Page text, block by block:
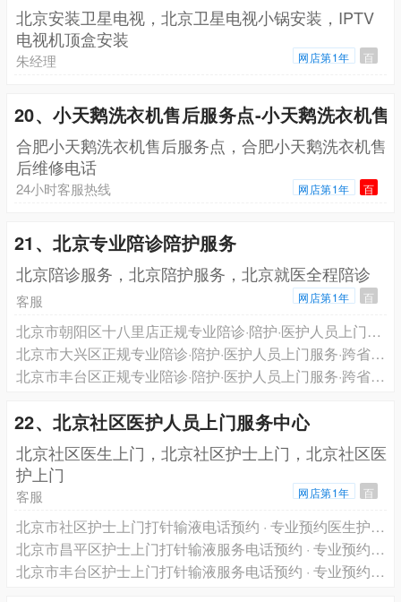
北京安装卫星电视，北京卫星电视小锅安装，IPTV
电视机顶盒安装
朱经理 网店第1年 百
20、小天鹅洗衣机售后服务点-小天鹅洗衣机售
合肥小天鹅洗衣机售后服务点，合肥小天鹅洗衣机售
后维修电话
24小时客服热线 网店第1年 百
21、北京专业陪诊陪护服务
北京陪诊服务，北京陪护服务，北京就医全程陪诊
客服 网店第1年 百
北京市朝阳区十八里店正规专业陪诊·陪护·医护人员上门服务·跨省长途救护车转运一站式服务电话预约
北京市大兴区正规专业陪诊·陪护·医护人员上门服务·跨省长途救护车转运一站式服务电话预约
北京市丰台区正规专业陪诊·陪护·医护人员上门服务·跨省长途救护车转运一站式服务电话预约
22、北京社区医护人员上门服务中心
北京社区医生上门，北京社区护士上门，北京社区医
护上门
客服 网店第1年 百
北京市社区护士上门打针输液电话预约 · 专业预约医生护士上门服务 轩泽健康品牌
北京市昌平区护士上门打针输液服务电话预约 · 专业预约医生护士上门服务 轩泽健康品牌
北京市丰台区护士上门打针输液服务电话预约 · 专业预约医生护士上门服务 轩泽健康品牌